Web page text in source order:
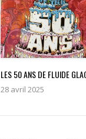
LES 50 ANS DE FLUIDE
28 avril 2025